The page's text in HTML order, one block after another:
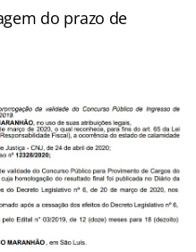
do prazo de